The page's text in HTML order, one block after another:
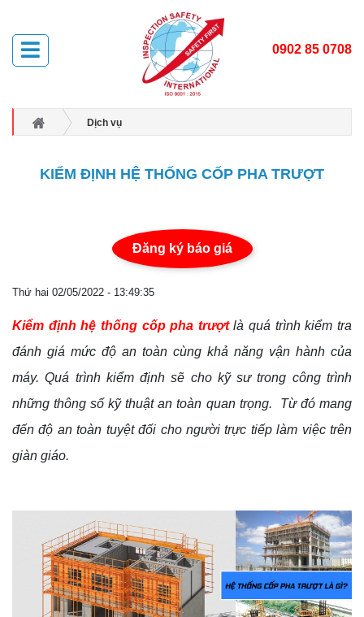
0902 85 0708
Dịch vụ
KIỂM ĐỊNH HỆ THỐNG CỐP PHA TRƯỢT
KIỂM ĐỊNH HỆ THỐNG CỐP PHA TRƯỢT
Đăng ký báo giá
Thứ hai 02/05/2022 - 13:49:35
Kiểm định hệ thống cốp pha trượtlà quá trình kiểm tra
đánh giá mức độ an toàn cùng khả năng vận hành của
máy. Quá trình kiểm định sẽ cho kỹ sư trong công trình
những thông số kỹ thuật an toàn quan trọng. Từ đó mang
đến độ an toàn tuyệt đối cho người trực tiếp làm việc trên
giàn giáo.